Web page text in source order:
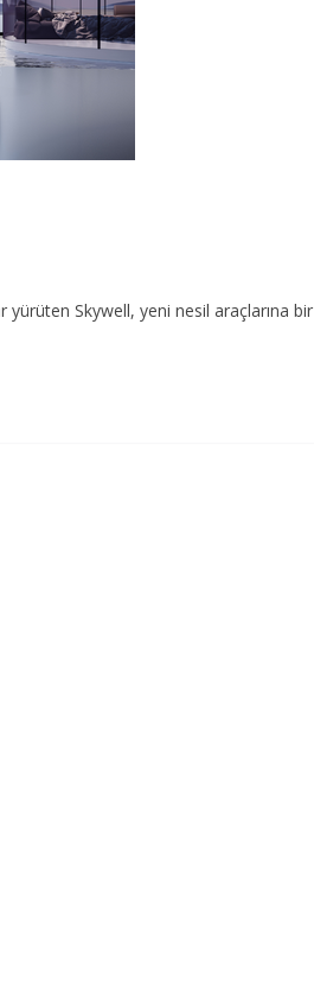
yürüten Skywell, yeni nesil araçlarına bir